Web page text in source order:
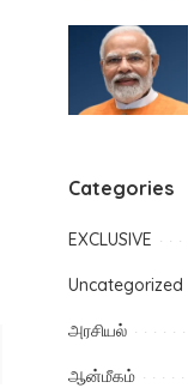
Categories
EXCLUSIVE
Uncategorized
அரசியல்
ஆன்மீகம்